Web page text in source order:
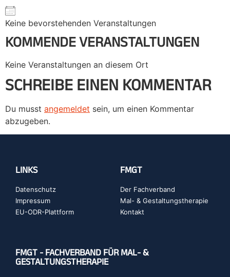
Keine bevorstehenden Veranstaltungen
KOMMENDE VERANSTALTUNGEN
Keine Veranstaltungen an diesem Ort
SCHREIBE EINEN KOMMENTAR
Du musst angemeldet sein, um einen Kommentar
abzugeben.
LINKS
Datenschutz
Impressum
EU-ODR-Plattform
FMGT
Der Fachverband
Mal- & Gestaltungstherapie
Kontakt
FMGT - FACHVERBAND FÜR MAL- &
GESTALTUNGSTHERAPIE